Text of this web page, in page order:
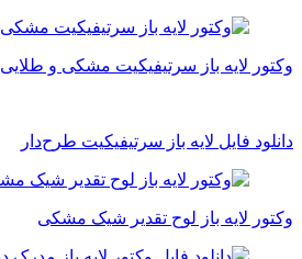
وکتور لایه باز سرتیفیکیت مشکی و طلایی
دانلود فایل لایه باز سرتیفیکیت طرح‌دار
وکتور لایه باز لوح تقدیر شیک مشکی